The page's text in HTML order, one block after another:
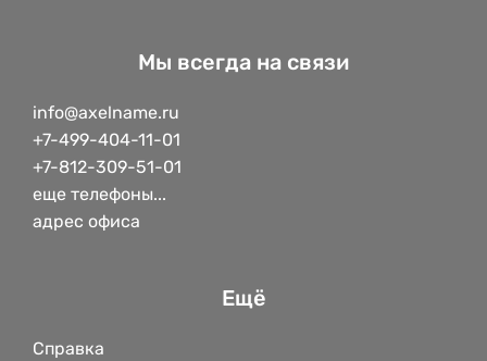
Мы всегда на связи
info@axelname.ru
+7-499-404-11-01
+7-812-309-51-01
еще телефоны...
адрес офиса
Ещё
Справка